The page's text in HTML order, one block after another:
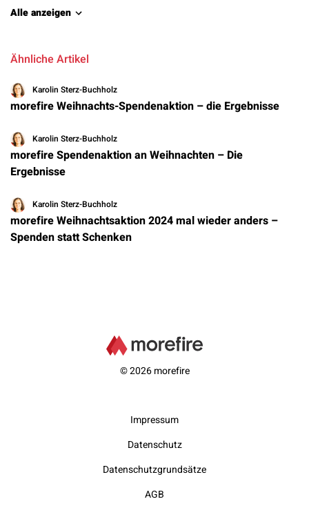
Alle anzeigen
Ähnliche Artikel
Karolin Sterz-Buchholz
morefire Weihnachts-Spendenaktion – die Ergebnisse
Karolin Sterz-Buchholz
morefire Spendenaktion an Weihnachten – Die
Ergebnisse
Karolin Sterz-Buchholz
morefire Weihnachtsaktion 2024 mal wieder anders –
Spenden statt Schenken
© 2026 morefire
Impressum
Datenschutz
Datenschutzgrundsätze
AGB